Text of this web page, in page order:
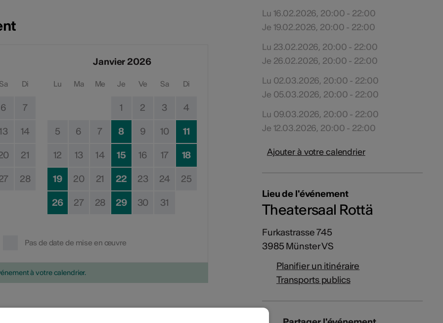
Sa Di
6 7
14
21
28
Janvier 2026
Lu Ma Me Je Ve Sa Di
1 2 3 4
5 6 7 8 9 10 11
12 13 14 15 16 17 18
19 20 21 22 23 24 25
26 27 28 29 30 31
Pas de date de mise en œuvre
à votre calendrier.
Lu 16.02.2026, 20:00 - 22:00
Je 19.02.2026, 20:00 - 22:00
Lu 23.02.2026, 20:00 - 22:00
Je 26.02.2026, 20:00 - 22:00
Lu 02.03.2026, 20:00 - 22:00
Je 05.03.2026, 20:00 - 22:00
Lu 09.03.2026, 20:00 - 22:00
Je 12.03.2026, 20:00 - 22:00
Ajouter à votre calendrier
Lieu de l'événement
Theatersaal Rottä
Furkastrasse 745
3985 Münster VS
Planifier un itinéraire
Transports publics